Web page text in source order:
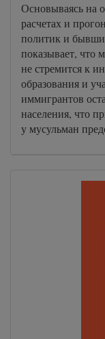
Основываясь на
расчетах и
политик и
показывает, что
не стремится к
образования и
иммигрантов
населения, что
у мусульман